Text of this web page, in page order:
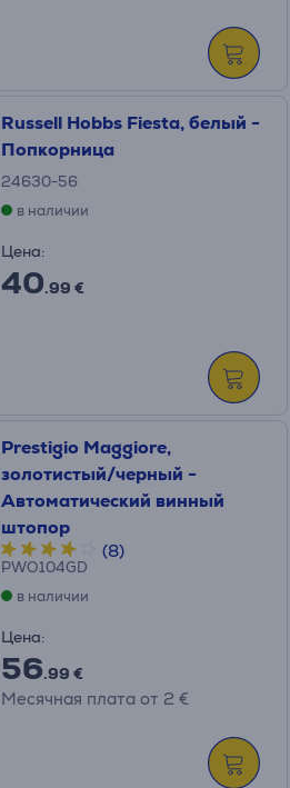
Russell Hobbs Fiesta, белый -
Попкорница
24630-56
в наличии
Цена:
40.99 €
Prestigio Maggiore,
золотистый/черный -
Автоматический винный
штопор
(8)
PWO104GD
в наличии
Цена:
56.99 €
Месячная плата от 2 €